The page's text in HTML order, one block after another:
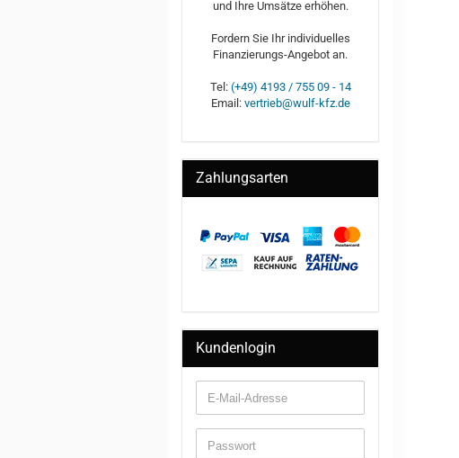
und Ihre Umsätze erhöhen.
Fordern Sie Ihr individuelles
Finanzierungs-Angebot an.
Tel: (+49) 4193 / 755 09 - 14
Email: vertrieb@wulf-kfz.de
Zahlungsarten
Kundenlogin